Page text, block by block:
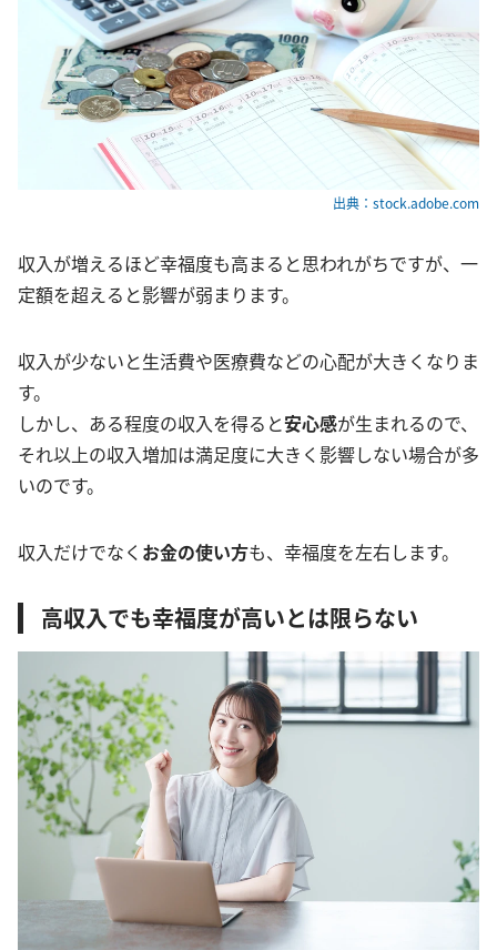
出典：stock.adobe.com
収入が増えるほど幸福度も高まると思われがちですが、一
定額を超えると影響が弱まります。
収入が少ないと生活費や医療費などの心配が大きくなりま
す。
しかし、ある程度の収入を得ると安心感が生まれるので、
それ以上の収入増加は満足度に大きく影響しない場合が多
いのです。
収入だけでなく お金の使い方も、幸福度を左右します。
高収入でも幸福度が高いとは限らない